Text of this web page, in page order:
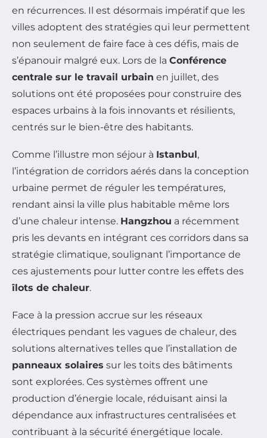
en récurrences. Il est désormais impératif que les
villes adoptent des stratégies qui leur permettent
non seulement de faire face à ces défis, mais de
s’épanouir malgré eux. Lors de la Conférence
centrale sur le travail urbain en juillet, des
solutions ont été proposées pour construire des
espaces urbains à la fois innovants et résilients,
centrés sur le bien-être des habitants.
Comme l’illustre mon séjour à Istanbul,
l’intégration de corridors aérés dans la conception
urbaine permet de réguler les températures,
rendant ainsi la ville plus habitable même lors
d’une chaleur intense. Hangzhou a récemment
pris les devants en intégrant ces corridors dans sa
stratégie climatique, soulignant l’importance de
ces ajustements pour lutter contre les effets des
îlots de chaleur.
Face à la pression accrue sur les réseaux
électriques pendant les vagues de chaleur, des
solutions alternatives telles que l’installation de
panneaux solaires sur les toits des bâtiments
sont explorées. Ces systèmes offrent une
production d’énergie locale, réduisant ainsi la
dépendance aux infrastructures centralisées et
contribuant à la sécurité énergétique locale.